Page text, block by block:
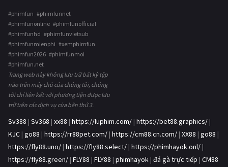
#phimfun #phimfunnet
#phimfunonline #phimfunofficial
#phimfunhd #phimfunvietsub
#phimfunmienphi #xemphimfun
#phimfun2026 #phimfunmoi
#phimfun.net
Trang web này không lưu trữ bất kỳ tệp
nào trên máy chủ của chúng tôi, chúng
tôi chỉ liên kết với phương tiện được lưu
trữ trên các dịch vụ của bên thứ 3.
Sv388 | Sv368 | xx88 | https://luphim.com/ | https://bet88.graphics/ |
KJC | go88 | https://rr88pet.com/ | https://cm88.cn.com/ | XX88 | go88 |
https://fly88.uno/ | https://fly88.select/ | https://phimhayok.onl/ |
https://fly88.green/ | FLY88 | FLY88 | phimhayok | đá gà trực tiếp | CM88